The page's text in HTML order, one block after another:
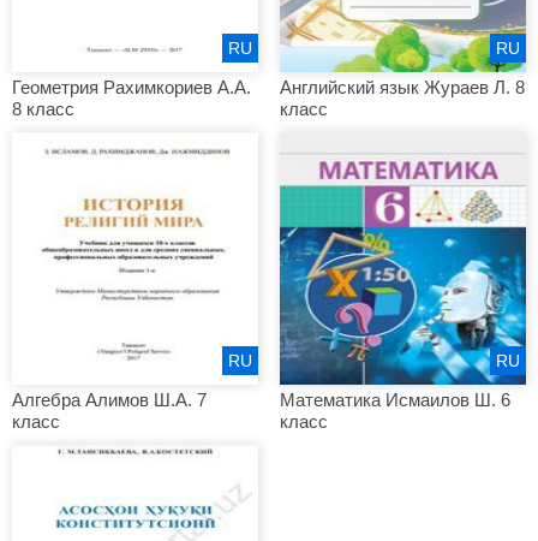
Геометрия Рахимкориев А.А.
8 класс
RU
Английский язык Жураев Л. 8
класс
RU
Алгебра Алимов Ш.А. 7
класс
RU
Математика Исмаилов Ш. 6
класс
RU